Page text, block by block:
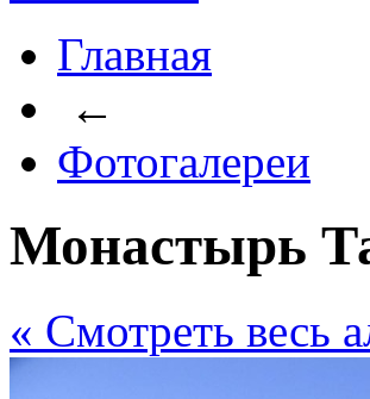
Главная
←
Фотогалереи
Монастырь
« Cмотреть весь